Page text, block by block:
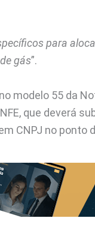
para
gás”.
modelo 55 da
que deverá
CNPJ no ponto